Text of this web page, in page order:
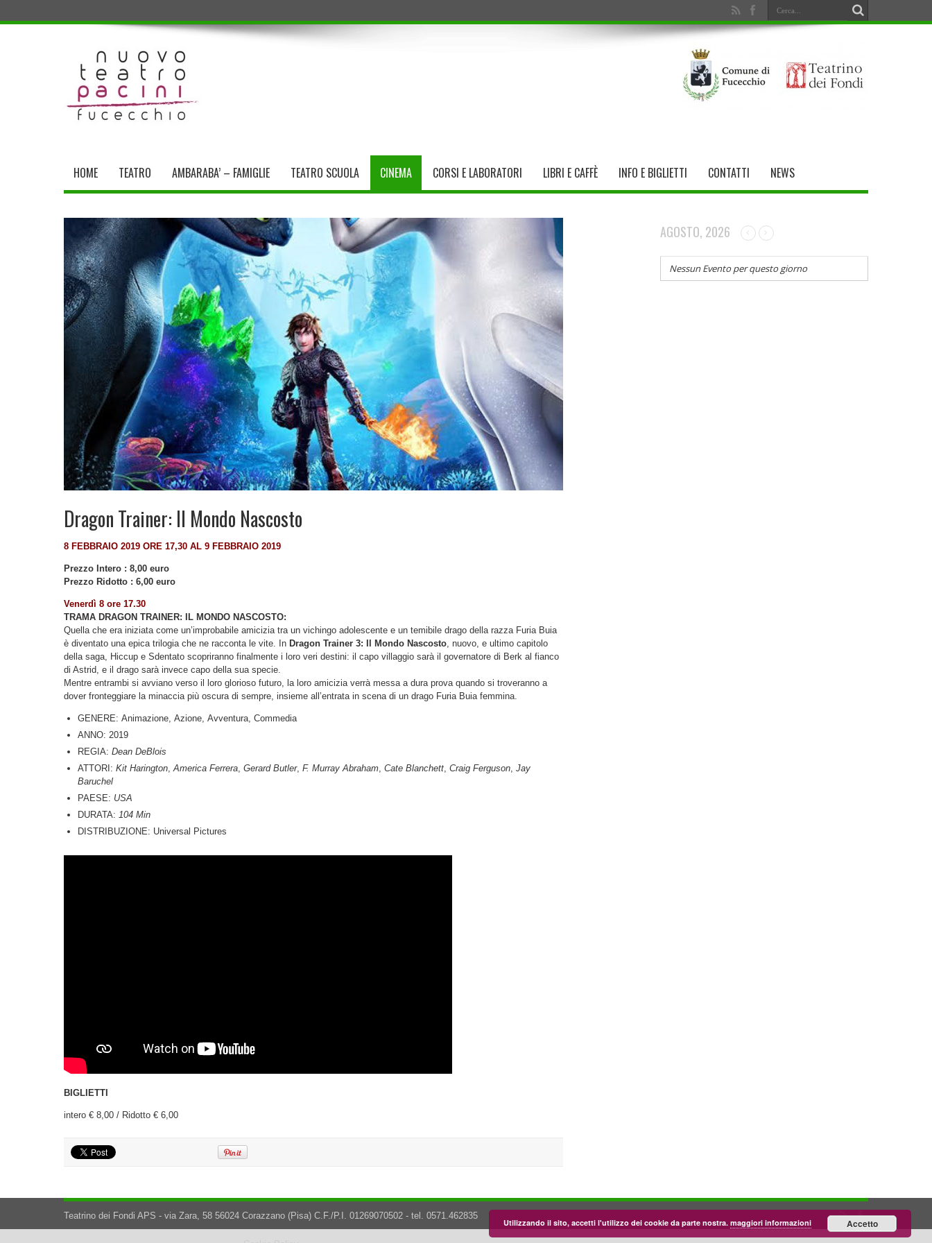
HOME TEATRO AMBARABA’ – FAMIGLIE TEATRO SCUOLA CINEMA CORSI E LABORATORI LIBRI E CAFFÈ INFO E BIGLIETTI CONTATTI NEWS
Dragon Trainer: Il Mondo Nascosto
8 FEBBRAIO 2019 ORE 17,30 AL 9 FEBBRAIO 2019
Prezzo Intero : 8,00 euro
Prezzo Ridotto : 6,00 euro
Venerdì 8 ore 17.30
TRAMA DRAGON TRAINER: IL MONDO NASCOSTO:
Quella che era iniziata come un’improbabile amicizia tra un vichingo adolescente e un temibile drago della razza Furia Buia
è diventato una epica trilogia che ne racconta le vite. In Dragon Trainer 3: Il Mondo Nascosto , nuovo, e ultimo capitolo
della saga, Hiccup e Sdentato scopriranno finalmente i loro veri destini: il capo villaggio sarà il governatore di Berk al fianco
di Astrid, e il drago sarà invece capo della sua specie.
Mentre entrambi si avviano verso il loro glorioso futuro, la loro amicizia verrà messa a dura prova quando si troveranno a
dover fronteggiare la minaccia più oscura di sempre, insieme all’entrata in scena di un drago Furia Buia femmina.
GENERE: Animazione, Azione, Avventura, Commedia
ANNO: 2019
REGIA: Dean DeBlois
ATTORI: Kit Harington America Ferrera Gerard Butler, F. Murray Abraham Cate Blanchett Craig Ferguson Jay
Baruchel
PAESE: USA
DURATA: 104 Min
DISTRIBUZIONE: Universal Pictures
BIGLIETTI
intero € 8,00 / Ridotto € 6,00
AGOSTO, 2026
Nessun Evento per questo giorno
Teatrino dei Fondi APS - via Zara, 58 56024 Corazzano (Pisa) C.F./P.I. 01269070502 - tel. 0571.462835
Utilizzando il sito, accetti l'utilizzo dei cookie da parte nostra. maggiori informazioni Accetto